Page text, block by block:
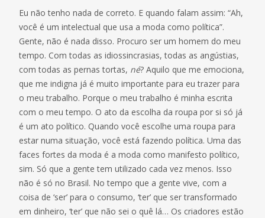
Eu não tenho nada de correto. E quando falam assim: “Ah,
você é um intelectual que usa a moda como política”.
Gente, não é nada disso. Procuro ser um homem do meu
tempo. Com todas as idiossincrasias, todas as angústias,
com todas as pernas tortas, né? Aquilo que me emociona,
que me indigna já é muito importante para eu trazer para
o meu trabalho. Porque o meu trabalho é minha escrita
com o meu tempo. O ato da escolha da roupa por si só já
é um ato político. Quando você escolhe uma roupa para
estar numa situação, você está fazendo política. Uma das
faces fortes da moda é a moda como manifesto político,
sim. Só que a gente tem utilizado cada vez menos. Isso
não é só no Brasil. No tempo que a gente vive, com a
coisa de ‘ser’ para o consumo, ‘ter’ que ser transformado
em dinheiro, ‘ter’ que não sei o quê lá… Os criadores estão